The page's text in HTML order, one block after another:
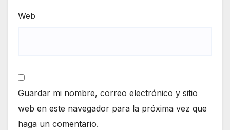
Web
Guardar mi nombre, correo electrónico y sitio
web en este navegador para la próxima vez que
haga un comentario.